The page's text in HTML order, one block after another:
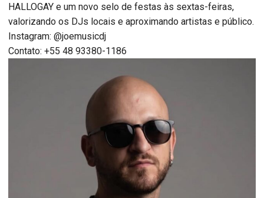
HALLOGAY e um novo selo de festas às sextas-feiras,
valorizando os DJs locais e aproximando artistas e público.
Instagram: @joemusicdj
Contato: +55 48 93380-1186